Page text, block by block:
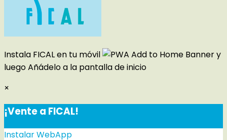
Instala FICAL en tu móvil
y
luegoAñádelo a la pantalla de inicio
×
¡Vente a FICAL!
Instalar WebApp